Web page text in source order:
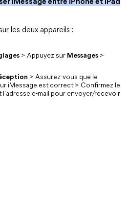
iMessage entre iPhone et iPad
les deux appareils :
> Appuyez sur Messages >
> Assurez-vous que le
iMessage est correct > Confirmez le
l'adresse e-mail pour envoyer/recevoir